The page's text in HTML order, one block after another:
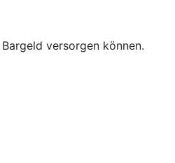
versorgen können.